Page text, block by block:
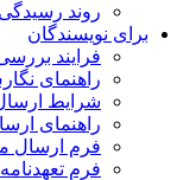
روند رسیدگی
برای نویسندگان
فرایند
راهنمای
شرایط ارسال
راهنمای
فرم ارسال
فرم تعهدنامه